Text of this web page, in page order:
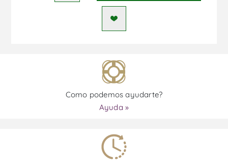
Como podemos ayudarte?
Ayuda »